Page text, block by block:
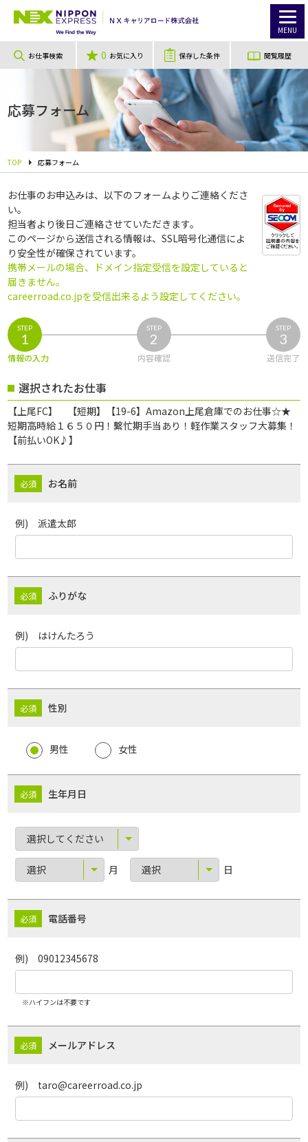
MENU
お仕事検索 0 お気に入り 保存した条件 閲覧履歴
応募フォーム
TOP 応募フォーム
お仕事のお申込みは、以下のフォームよりご連絡くださ
い。
担当者より後日ご連絡させていただきます。
このページから送信される情報は、SSL暗号化通信によ
り安全性が確保されています。
携帯メールの場合、ドメイン指定受信を設定していると
届きません。
careerroad.co.jpを受信出来るよう設定してください。
STEP
1
情報の入力
STEP
2
内容確認
STEP
3
送信完了
選択されたお仕事
【上尾FC】 【短期】【19-6】Amazon上尾倉庫でのお仕事☆★
短期高時給１６５０円！繫忙期手当あり！軽作業スタッフ大募集！
【前払いOK♪】
お名前
例) 派遣太郎
ふりがな
例) はけんたろう
性別
男性 女性
生年月日
月 日
電話番号
例) 09012345678
※ハイフンは不要です
メールアドレス
例) taro@careerroad.co.jp